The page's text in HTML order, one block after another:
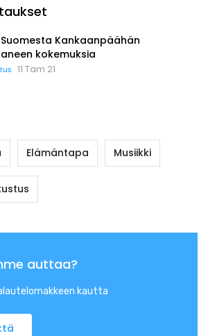
Kankaanpäähän
kokemuksia
11 Tam 21
Elämäntapa Musiikki
auttaa?
kautta